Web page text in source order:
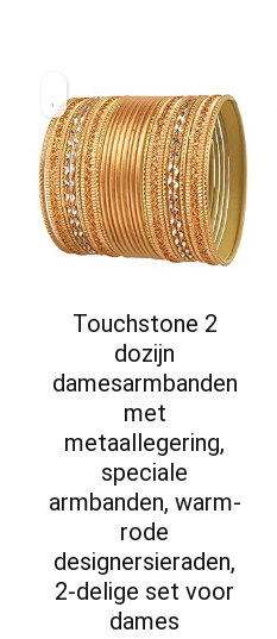
Touchstone 2
dozijn
damesarmbanden
met
metaallegering,
speciale
armbanden, warm-
rode
designersieraden,
2-delige set voor
dames